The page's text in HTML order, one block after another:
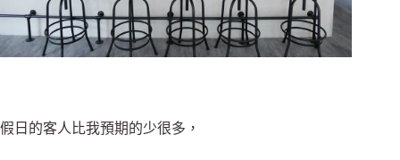
假日的客人比我預期的少很多，